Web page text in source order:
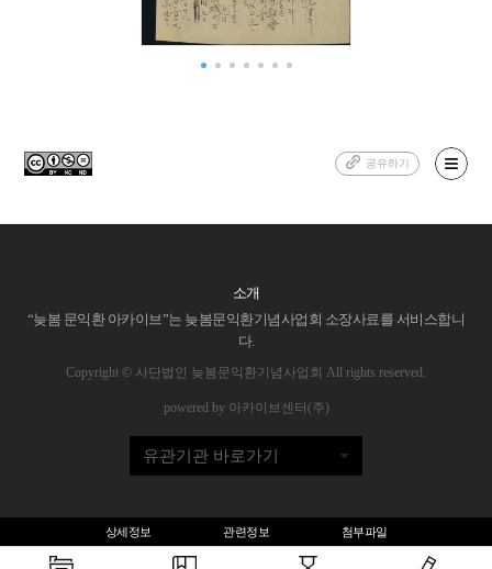
공유하기
상세정보 관련정보 첨부파일
소개
“늦봄 문익환 아카이브”는 늦봄문익환기념사업회 소장사료를 서비스합니
다.
Copyright © 사단법인 늦봄문익환기념사업회 All rights reserved.
powered by 아카이브센터(주)
유관기관 바로가기